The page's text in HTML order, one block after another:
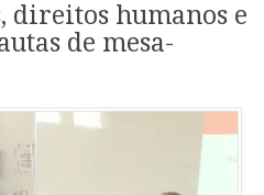
direitos humanos e
de mesa-